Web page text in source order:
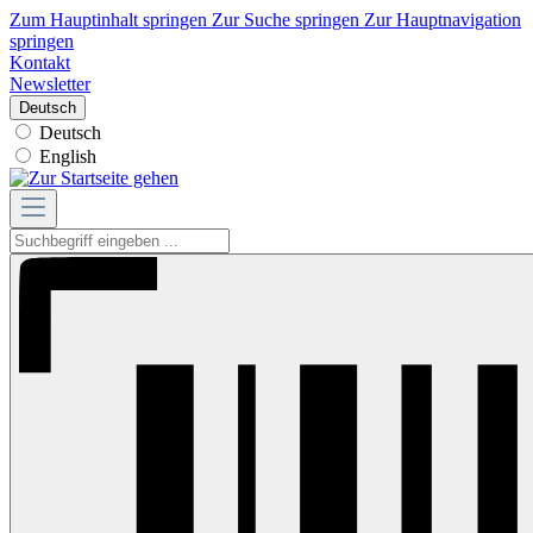
Zum Hauptinhalt springen Zur Suche springen Zur Hauptnavigation
springen
Kontakt
Newsletter
Deutsch
Deutsch
English